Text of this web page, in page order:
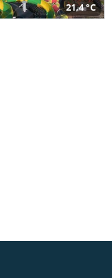
21,4 °C